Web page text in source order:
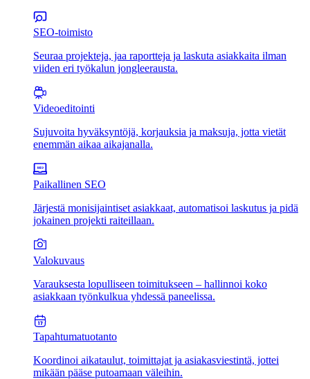
SEO-toimisto
Seuraa projekteja, jaa raportteja ja laskuta asiakkaita ilman
viiden eri työkalun jongleerausta.
Videoeditointi
Sujuvoita hyväksyntöjä, korjauksia ja maksuja, jotta vietät
enemmän aikaa aikajanalla.
Paikallinen SEO
Järjestä monisijaintiset asiakkaat, automatisoi laskutus ja pidä
jokainen projekti raiteillaan.
Valokuvaus
Varauksesta lopulliseen toimitukseen – hallinnoi koko
asiakkaan työnkulkua yhdessä paneelissa.
Tapahtumatuotanto
Koordinoi aikataulut, toimittajat ja asiakasviestintä, jottei
mikään pääse putoamaan väleihin.